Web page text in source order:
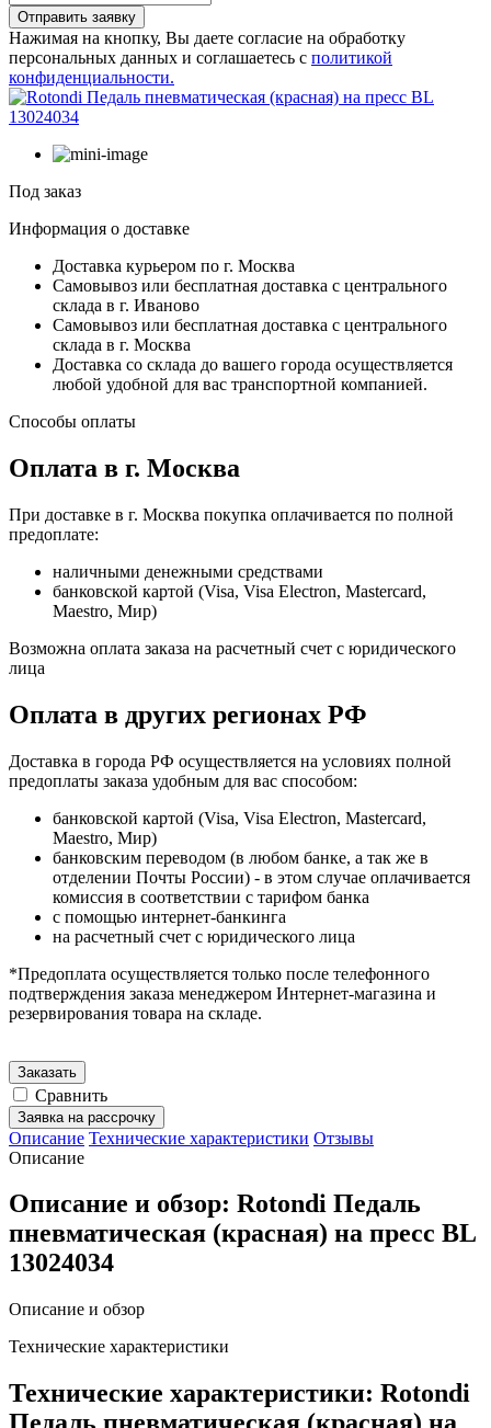
Отправить заявку
Нажимая на кнопку, Вы даете согласие на обработку
персональных данных и соглашаетесь с политикой
конфиденциальности.
Под заказ
Информация о доставке
Доставка курьером по г. Москва
Самовывоз или бесплатная доставка с центрального
склада в г. Иваново
Самовывоз или бесплатная доставка с центрального
склада в г. Москва
Доставка со склада до вашего города осуществляется
любой удобной для вас транспортной компанией.
Способы оплаты
Оплата в г. Москва
При доставке в г. Москва покупка оплачивается по полной
предоплате:
наличными денежными средствами
банковской картой (Visa, Visa Electron, Mastercard,
Maestro, Мир)
Возможна оплата заказа на расчетный счет с юридического
лица
Оплата в других регионах РФ
Доставка в города РФ осуществляется на условиях полной
предоплаты заказа удобным для вас способом:
банковской картой (Visa, Visa Electron, Mastercard,
Maestro, Мир)
банковским переводом (в любом банке, а так же в
отделении Почты России) - в этом случае оплачивается
комиссия в соответствии с тарифом банка
с помощью интернет-банкинга
на расчетный счет с юридического лица
*Предоплата осуществляется только после телефонного
подтверждения заказа менеджером Интернет-магазина и
резервирования товара на складе.
Заказать
Сравнить
Заявка на рассрочку
Описание Технические характеристики Отзывы
Описание
Описание и обзор: Rotondi Педаль
пневматическая (красная) на пресс BL
13024034
Описание и обзор
Технические характеристики
Технические характеристики: Rotondi